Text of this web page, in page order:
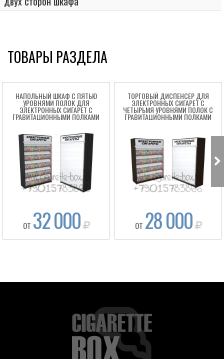
ТОВАРЫ РАЗДЕЛА
НАПОЛЬНЫЙ ШКАФ С ПЯТЬЮ
УРОВНЯМИ ПОЛОК ДЛЯ
ЭЛЕКТРОННЫХ СИГАРЕТ С
ГРАВИТАЦИОННЫМИ ПОЛКАМИ
ОТ 32 000
ТОРГОВЫЙ ДИСПЕНСЕР ДЛЯ
ЭЛЕКТРОННЫХ СИГАРЕТ С
ЧЕТЫРЬМЯ УРОВНЯМИ ПОЛОК С
ГРАВИТАЦИОННЫМИ ПОЛКАМИ
ОТ 28 000